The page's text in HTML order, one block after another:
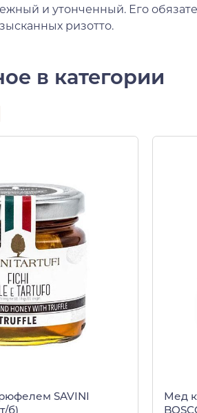
и утонченный. Его
ризотто.
в категории
SAVINI
б)
Мед